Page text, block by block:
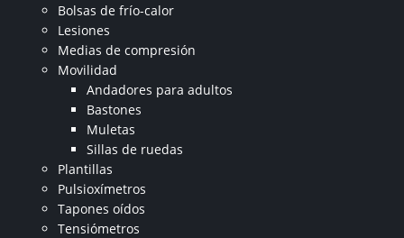
Bolsas de frío-calor
Lesiones
Medias de compresión
Movilidad
Andadores para adultos
Bastones
Muletas
Sillas de ruedas
Plantillas
Pulsioxímetros
Tapones oídos
Tensiómetros